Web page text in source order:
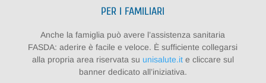
PER I FAMILIARI
Anche la famiglia può avere l’assistenza sanitaria
FASDA: aderire è facile e veloce. È sufficiente collegarsi
alla propria area riservata su unisalute.ite cliccare sul
banner dedicato all’iniziativa.